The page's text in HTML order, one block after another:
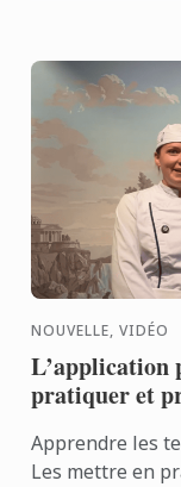
NOUVELLE, VIDÉO
L’application
pratiquer et
Apprendre les
Les mettre en